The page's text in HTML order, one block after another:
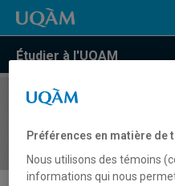
Étudier à l'UQAM
COURS//
artistiques du théâtre
Préférences en matière de
Nous utilisons des témoins
informations qui nous